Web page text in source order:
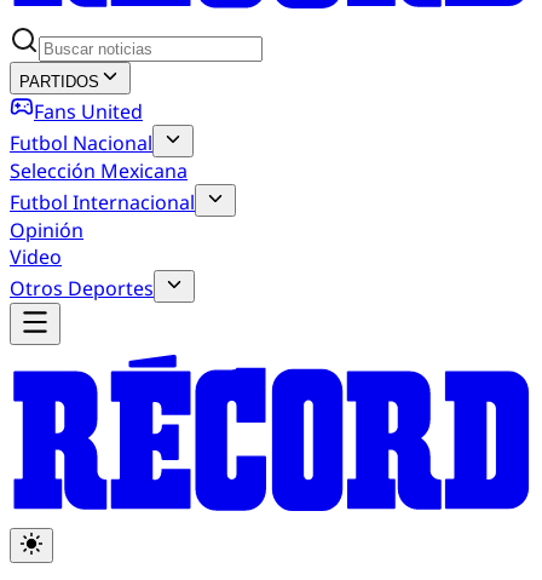
PARTIDOS
Fans United
Futbol Nacional
Selección Mexicana
Futbol Internacional
Opinión
Video
Otros Deportes